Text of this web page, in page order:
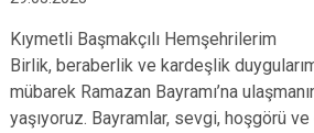
Dazkırı
Dinar
Emirdağ
Şuhut
Kıymetli Başmakçılı Hemşehrilerim
Birlik, beraberlik ve kardeşlik
mübarek Ramazan Bayramı’na
yaşıyoruz. Bayramlar, sevgi, hoşgörü ve